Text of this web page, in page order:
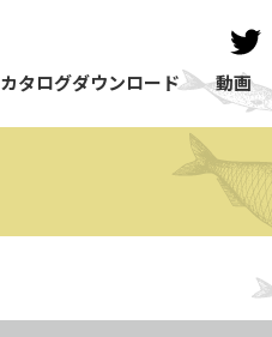
カタログダウンロード 動画